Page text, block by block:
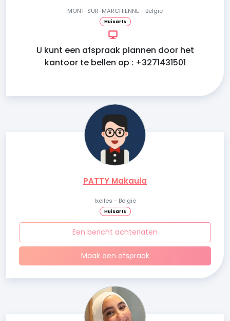
MONT-SUR-MARCHIENNE - België
Huisarts
U kunt een afspraak plannen door het
kantoor te bellen op : +3271431501
PATTY Makaula
Ixelles - België
Huisarts
Een bericht achterlaten
Maak een afspraak